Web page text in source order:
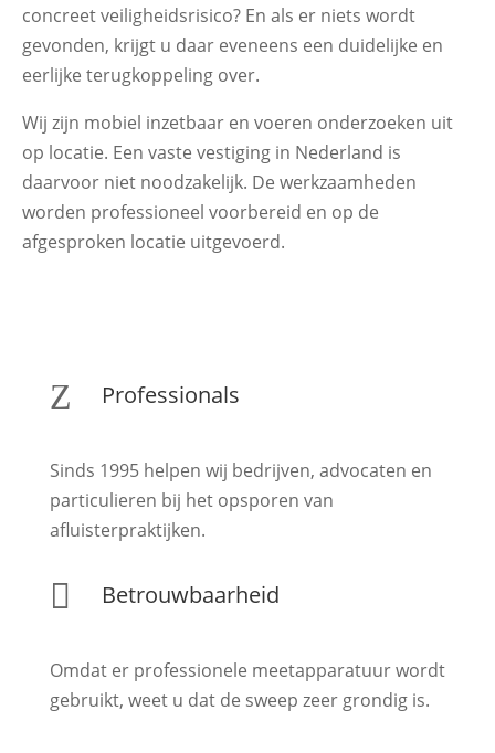
concreet veiligheidsrisico? En als er niets wordt
gevonden, krijgt u daar eveneens een duidelijke en
eerlijke terugkoppeling over.
Wij zijn mobiel inzetbaar en voeren onderzoeken uit
op locatie. Een vaste vestiging in Nederland is
daarvoor niet noodzakelijk. De werkzaamheden
worden professioneel voorbereid en op de
afgesproken locatie uitgevoerd.
Z Professionals
Sinds 1995 helpen wij bedrijven, advocaten en
particulieren bij het opsporen van
afluisterpraktijken.
 Betrouwbaarheid
Omdat er professionele meetapparatuur wordt
gebruikt, weet u dat de sweep zeer grondig is.